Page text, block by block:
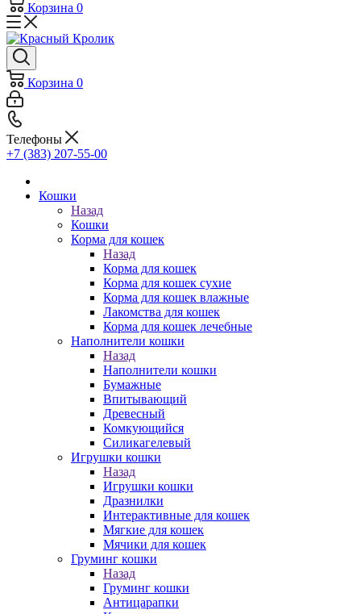
Корзина 0
Корзина 0
Телефоны
+7 (383) 207-55-00
Кошки
Назад
Кошки
Корма для кошек
Назад
Корма для кошек
Корма для кошек сухие
Корма для кошек влажные
Лакомства для кошек
Корма для кошек лечебные
Наполнители кошки
Назад
Наполнители кошки
Бумажные
Впитывающий
Древесный
Комкующийся
Силикагелевый
Игрушки кошки
Назад
Игрушки кошки
Дразнилки
Интерактивные для кошек
Мягкие для кошек
Мячики для кошек
Груминг кошки
Назад
Груминг кошки
Антицарапки